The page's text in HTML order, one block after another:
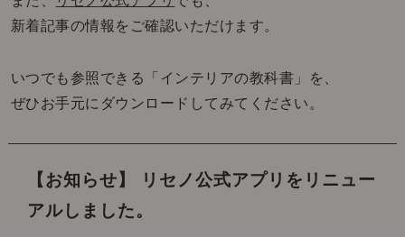
新着記事の情報をご確認いただけます。
いつでも参照できる「インテリアの教科書」を、
ぜひお手元にダウンロードしてみてください。
【お知らせ】 リセノ公式アプリをリニュー
アルしました。